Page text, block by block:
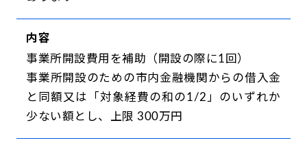
内容
事業所開設費用を補助（開設の際に1回）
事業所開設のための市内金融機関からの借入金
と同額又は「対象経費の和の1/2」のいずれか
少ない額とし、上限 300万円